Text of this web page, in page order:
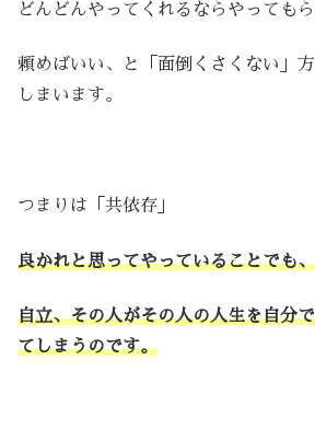
どんどんやってくれるならやってもら
頼めばいい、と「面倒くさくない」
しまいます。
つまりは「共依存」
良かれと思ってやっていることでも、
自立、その人がその人の人生を自分
てしまうのです。